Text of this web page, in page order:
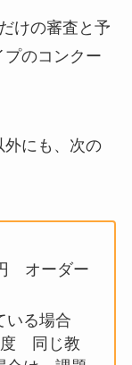
けの審査と予
のコンクー
外にも、次の
オーダー
いる場合
度 同じ教